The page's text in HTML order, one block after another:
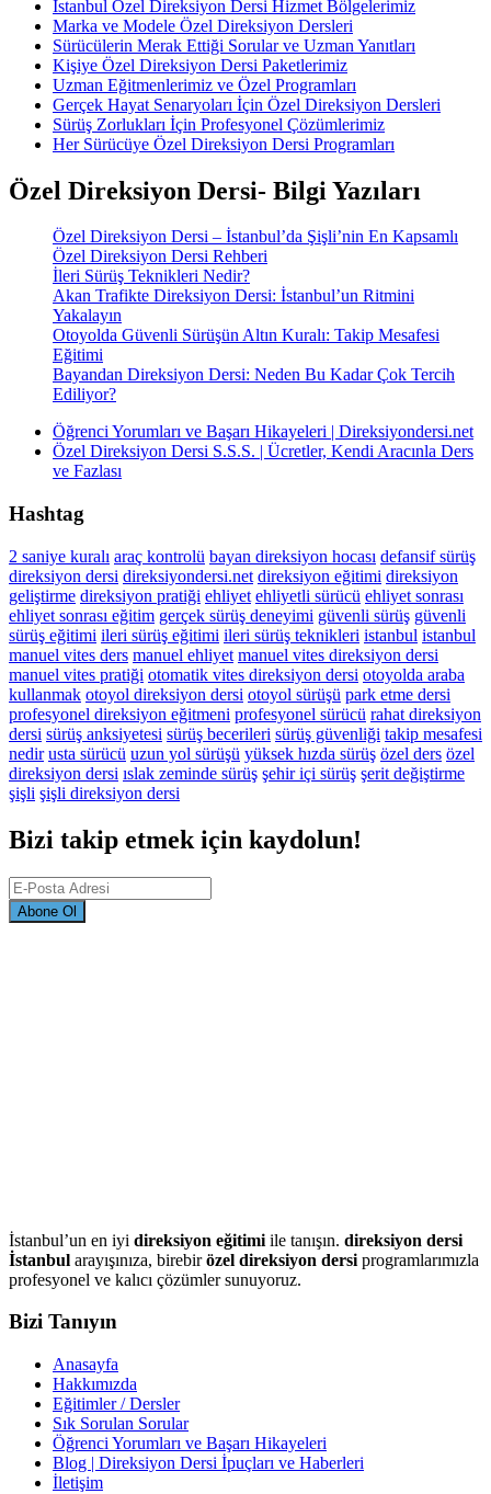
İstanbul Özel Direksiyon Dersi Hizmet Bölgelerimiz
Marka ve Modele Özel Direksiyon Dersleri
Sürücülerin Merak Ettiği Sorular ve Uzman Yanıtları
Kişiye Özel Direksiyon Dersi Paketlerimiz
Uzman Eğitmenlerimiz ve Özel Programları
Gerçek Hayat Senaryoları İçin Özel Direksiyon Dersleri
Sürüş Zorlukları İçin Profesyonel Çözümlerimiz
Her Sürücüye Özel Direksiyon Dersi Programları
Özel Direksiyon Dersi- Bilgi Yazıları
Özel Direksiyon Dersi – İstanbul’da Şişli’nin En Kapsamlı
Özel Direksiyon Dersi Rehberi
İleri Sürüş Teknikleri Nedir?
Akan Trafikte Direksiyon Dersi: İstanbul’un Ritmini
Yakalayın
Otoyolda Güvenli Sürüşün Altın Kuralı: Takip Mesafesi
Eğitimi
Bayandan Direksiyon Dersi: Neden Bu Kadar Çok Tercih
Ediliyor?
Öğrenci Yorumları ve Başarı Hikayeleri | Direksiyondersi.net
Özel Direksiyon Dersi S.S.S. | Ücretler, Kendi Aracınla Ders
ve Fazlası
Hashtag
2 saniye kuralı araç kontrolü bayan direksiyon hocası defansif sürüş
direksiyon dersi direksiyondersi.net direksiyon eğitimi direksiyon
geliştirme direksiyon pratiği ehliyet ehliyetli sürücü ehliyet sonrası
ehliyet sonrası eğitim gerçek sürüş deneyimi güvenli sürüş güvenli
sürüş eğitimi ileri sürüş eğitimi ileri sürüş teknikleri istanbul istanbul
manuel vites ders manuel ehliyet manuel vites direksiyon dersi
manuel vites pratiği otomatik vites direksiyon dersi otoyolda araba
kullanmak otoyol direksiyon dersi otoyol sürüşü park etme dersi
profesyonel direksiyon eğitmeni profesyonel sürücü rahat direksiyon
dersi sürüş anksiyetesi sürüş becerileri sürüş güvenliği takip mesafesi
nedir usta sürücü uzun yol sürüşü yüksek hızda sürüş özel ders özel
direksiyon dersi ıslak zeminde sürüş şehir içi sürüş şerit değiştirme
şişli şişli direksiyon dersi
Bizi takip etmek için kaydolun!
Abone Ol
İstanbul’un en iyi direksiyon eğitimi ile tanışın. direksiyon dersi
İstanbul arayışınıza, birebirözel direksiyon dersi programlarımızla
profesyonel ve kalıcı çözümler sunuyoruz.
Bizi Tanıyın
Anasayfa
Hakkımızda
Eğitimler / Dersler
Sık Sorulan Sorular
Öğrenci Yorumları ve Başarı Hikayeleri
Blog | Direksiyon Dersi İpuçları ve Haberleri
İletişim